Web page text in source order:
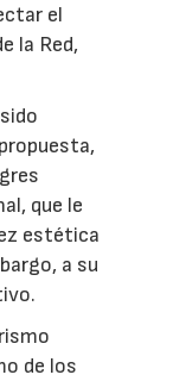
el
la Red,
que le
estética
a su
de los